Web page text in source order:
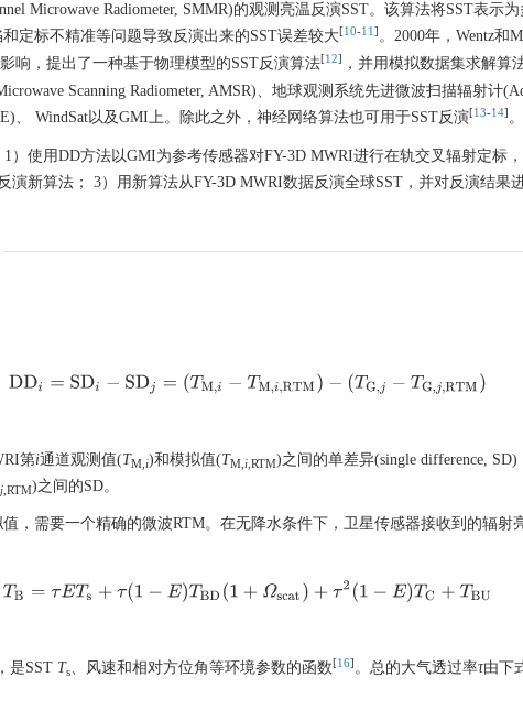
Microwave Radiometer, SMMR)的观测亮温反演SST。该算法将SST表示
和定标不精准等问题导致反演出来的SST误差较大[10-11 ] 。2000年，Wentz和
响，提出了一种基于物理模型的SST反演算法[12]
，并用模拟数据集求解
Scanning Radiometer, AMSR)、地球观测系统先进微波扫描辐射计
、 WindSat以及GMI上。除此之外，神经网络算法也可用于SST反演[13-14] 。
）使用DD方法以GMI为参考传感器对FY-3D MWRI进行在轨交叉辐射定标
演新算法； 3）用新算法从FY-3D MWRI数据反演全球SST，并对反演结果
DDi=S Di−SDj =(T M,i−TM ,i,R T M)−(TG j−TG j,RTM)
第i通道观测值(TM, i)和模拟值(TM, i ,RTM)之间的单差异(single difference, SD)
j ,RTM)之间的SD。
，需要一个精确的微波RTM。在无降水条件下，卫星传感器接收到的辐射
TB= τE Ts+ (1 −E)TBD(1 +Ω scat)+τ 2( 1−E)TC +TBU
是SST Ts、风速和相对方位角等环境参数的函数[16] 。总的大气透过率τ由下